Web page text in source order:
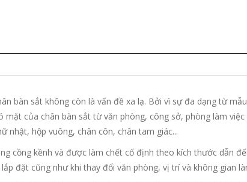
bàn sắt không còn là vấn đề xa lạ. Bởi vì sự đa dạng từ
của chân bàn sắt từ văn phòng, công sở, phòng làm
nhật, hộp vuông, chân côn, chân tam giác...
cồng kềnh và được làm chết cố định theo kích thước dẫn
đặt cũng như khi thay đổi văn phòng, vị trí và không gian